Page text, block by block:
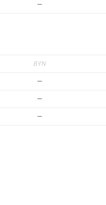
—
BYN
—
—
—